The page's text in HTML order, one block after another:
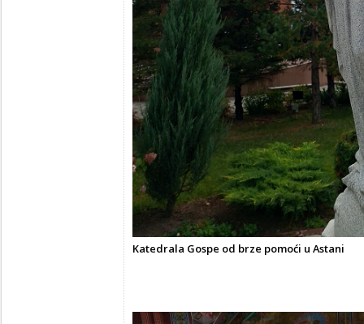
Katedrala Gospe od brze pomoći u Astani